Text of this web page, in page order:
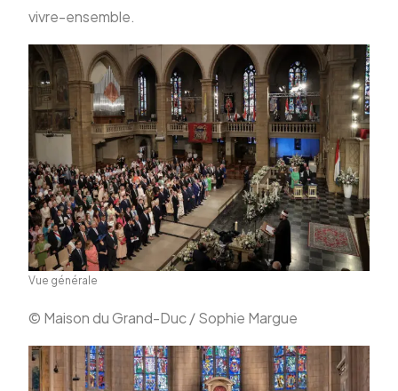
vivre-ensemble.
Vue générale
© Maison du Grand-Duc / Sophie Margue